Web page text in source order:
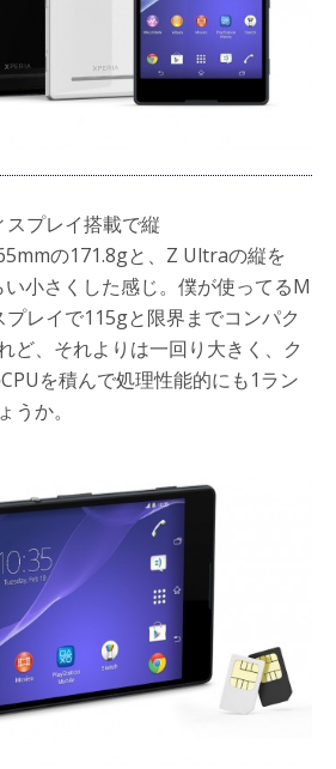
スプレイ搭載で縦
の171.8gと、Z Ultraの縦を
い小さくした感じ。僕が使ってるM
レイで115gと限界までコンパク
ど、それよりは一回り大きく、ク
を積んで処理性能的にも1ラン
うか。